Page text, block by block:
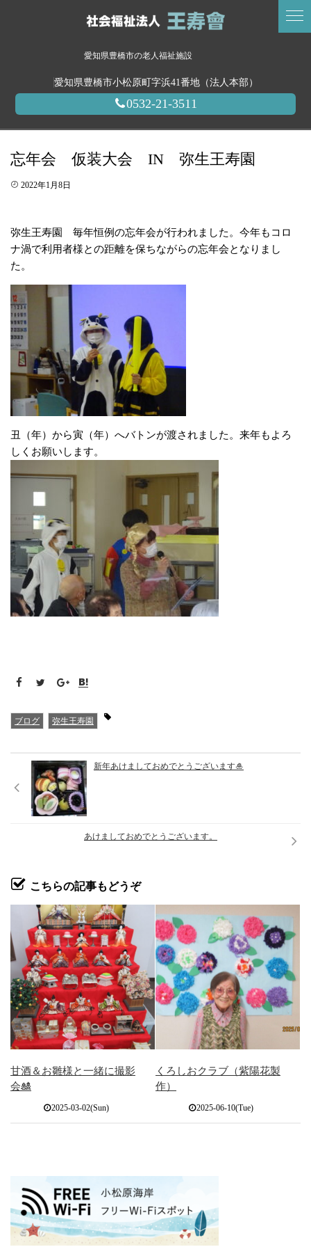
愛知県豊橋市の老人福祉施設
愛知県豊橋市小松原町字浜41番地（法人本部）
0532-21-3511
忘年会 仮装大会 IN 弥生王寿園
2022年1月8日
弥生王寿園 毎年恒例の忘年会が行われました。今年もコロ
ナ渦で利用者様との距離を保ちながらの忘年会となりまし
た。
丑（年）から寅（年）へバトンが渡されました。来年もよろ
しくお願いします。
ブログ 弥生王寿園
新年あけましておめでとうございます🎍
あけましておめでとうございます。
こちらの記事もどうぞ
甘酒＆お雛様と一緒に撮影
会🎎
2025-03-02(Sun)
くろしおクラブ（紫陽花製
作）
2025-06-10(Tue)